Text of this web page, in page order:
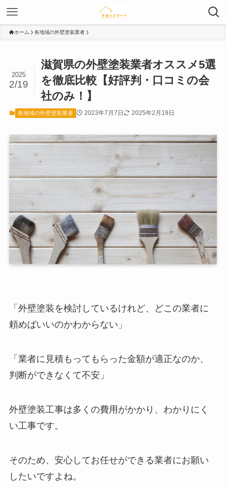
ホーム 各地域の外壁塗装業者
滋賀県の外壁塗装業者オススメ5選
を徹底比較【好評判・口コミの会
社のみ！】
2025
2/19
各地域の外壁塗装業者 2023年7月7日 2025年2月19日
「外壁塗装を検討しているけれど、どこの業者に
頼めばいいのかわからない」
「業者に見積もってもらった金額が適正なのか、
判断ができなくて不安」
外壁塗装工事は多くの費用がかかり、わかりにく
い工事です。
そのため、安心してお任せができる業者にお願い
したいですよね。